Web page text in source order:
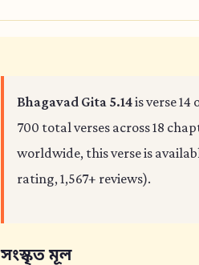
Bhagavad Gita 5.14is verse
700 total verses across 18
worldwide, this verse is
rating, 1,567+ reviews).
সংস্কৃত মূল